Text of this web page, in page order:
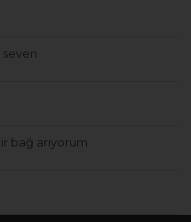
bağ arıyorum